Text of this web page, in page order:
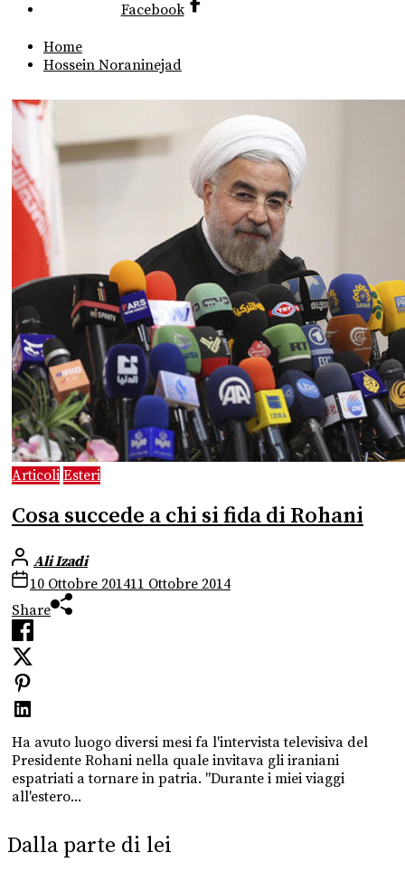
Facebook
Home
Hossein Noraninejad
Articoli Esteri
Cosa succede a chi si fida di Rohani
Ali Izadi
10 Ottobre 201411 Ottobre 2014
Share
Ha avuto luogo diversi mesi fa l'intervista televisiva del
Presidente Rohani nella quale invitava gli iraniani
espatriati a tornare in patria. "Durante i miei viaggi
all'estero...
Dalla parte di lei